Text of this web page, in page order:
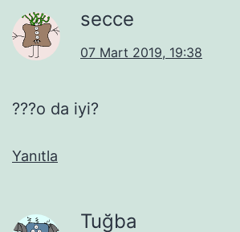
secce
07 Mart 2019, 19:38
???o da iyi?
Yanıtla
Tuğba